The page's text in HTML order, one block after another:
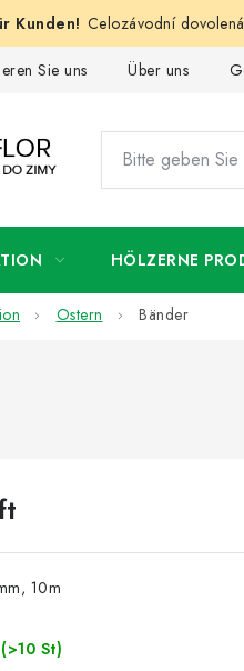
Celozávodní
Sie uns Über uns
HÖLZERNE
Ostern Bänder
10m
(>10 St)